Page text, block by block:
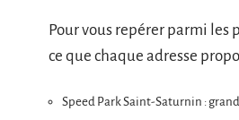
Pour vous repérer parmi les
ce que chaque adresse
Speed Park Saint-Saturnin :